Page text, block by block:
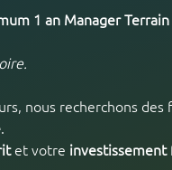
1 an Manager
nous recherchons
.
et votre investissement